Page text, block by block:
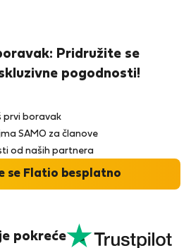
pokreće
Pridružite se
pogodnosti!
prvi boravak
SAMO za članove
od naših partnera
se Flatio besplatno